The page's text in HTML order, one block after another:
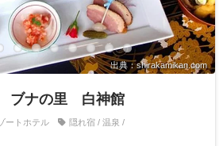
出典：shirakamikan.com
ブナの里 白神館
ートホテル 隠れ宿 / 温泉 /